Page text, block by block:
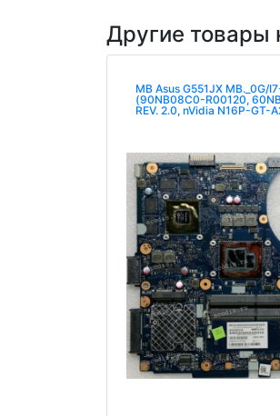
Другие товары
MB Asus G551JX MB._0G/
(90NB08C0-R00120,
REV. 2.0, nVidia N16P-GT-